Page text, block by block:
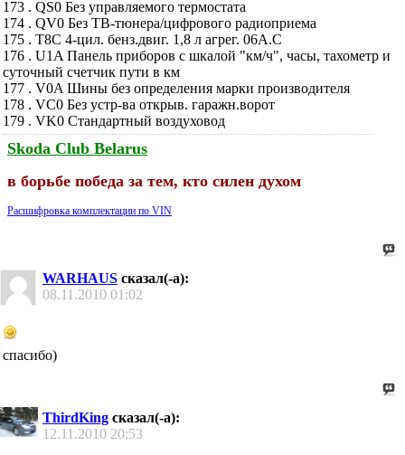
173 . QS0 Без управляемого термостата
174 . QV0 Без ТВ-тюнера/цифрового радиоприема
175 . T8C 4-цил. бенз.двиг. 1,8 л агрег. 06A.C
176 . U1A Панель приборов с шкалой "км/ч", часы, тахометр и
суточный счетчик пути в км
177 . V0A Шины без определения марки производителя
178 . VC0 Без устр-ва открыв. гаражн.ворот
179 . VK0 Стандартный воздуховод
Skoda Club Belarus
в борьбе победа за тем, кто силен духом
Расшифровка комплектации по VIN
WARHAUS сказал(-а):
08.11.2010 01:02
спасибо)
ThirdKing сказал(-а):
12.11.2010 20:53